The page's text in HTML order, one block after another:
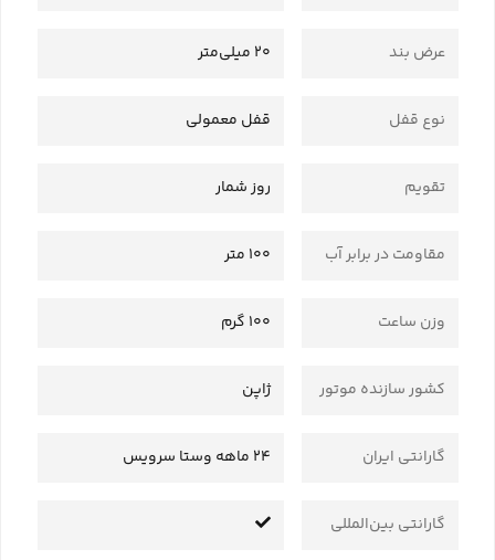
عرض بند 20 میلی‌متر
نوع قفل قفل معمولی
تقویم روز شمار
مقاومت در برابر آب 100 متر
وزن ساعت 100 گرم
کشور سازنده موتور ژاپن
گارانتی ایران 24 ماهه وستا سرویس
گارانتی بین‌المللی